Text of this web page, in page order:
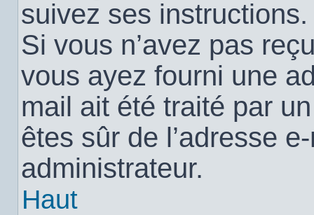
suivez ses instructions.
Si vous n’avez pas
vous ayez fourni une
mail ait été traité par
êtes sûr de l’adresse
administrateur.
Haut